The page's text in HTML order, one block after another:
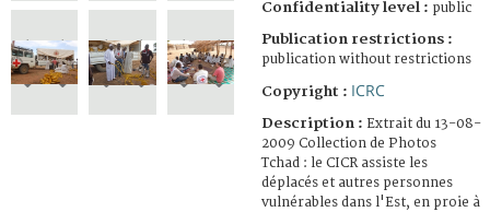
Confidentiality level : public
Publication restrictions :
publication without restrictions
Copyright : ICRC
Description : Extrait du 13-08-
2009 Collection de Photos
Tchad : le CICR assiste les
déplacés et autres personnes
vulnérables dans l'Est, en proie à